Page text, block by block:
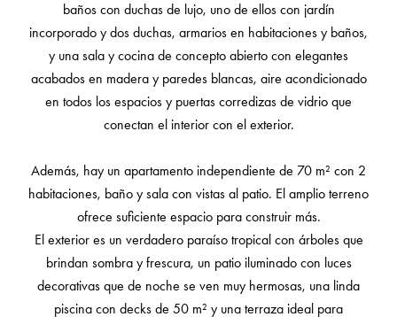
baños con duchas de lujo, uno de ellos con jardín
incorporado y dos duchas, armarios en habitaciones y baños,
y una sala y cocina de concepto abierto con elegantes
acabados en madera y paredes blancas, aire acondicionado
en todos los espacios y puertas corredizas de vidrio que
conectan el interior con el exterior.
Además, hay un apartamento independiente de 70 m² con 2
habitaciones, baño y sala con vistas al patio. El amplio terreno
ofrece suficiente espacio para construir más.
El exterior es un verdadero paraíso tropical con árboles que
brindan sombra y frescura, un patio iluminado con luces
decorativas que de noche se ven muy hermosas, una linda
piscina con decks de 50 m² y una terraza ideal para